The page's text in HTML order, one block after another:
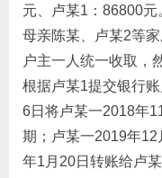
元、卢某1：86800元
母亲陈某、卢某2等
户主一人统一收取，
根据卢某1提交银行
6日将卢某一2018年
期；卢某一2019年
年1月20日转账给卢